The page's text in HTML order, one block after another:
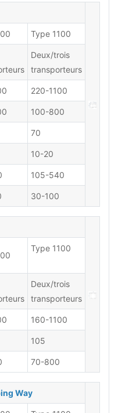
Type 1100
Deux/trois
transporteurs
220-1100
100-800
70
10-20
105-540
30-100
Type 1100
Deux/trois
transporteurs
160-1100
105
70-800
Way